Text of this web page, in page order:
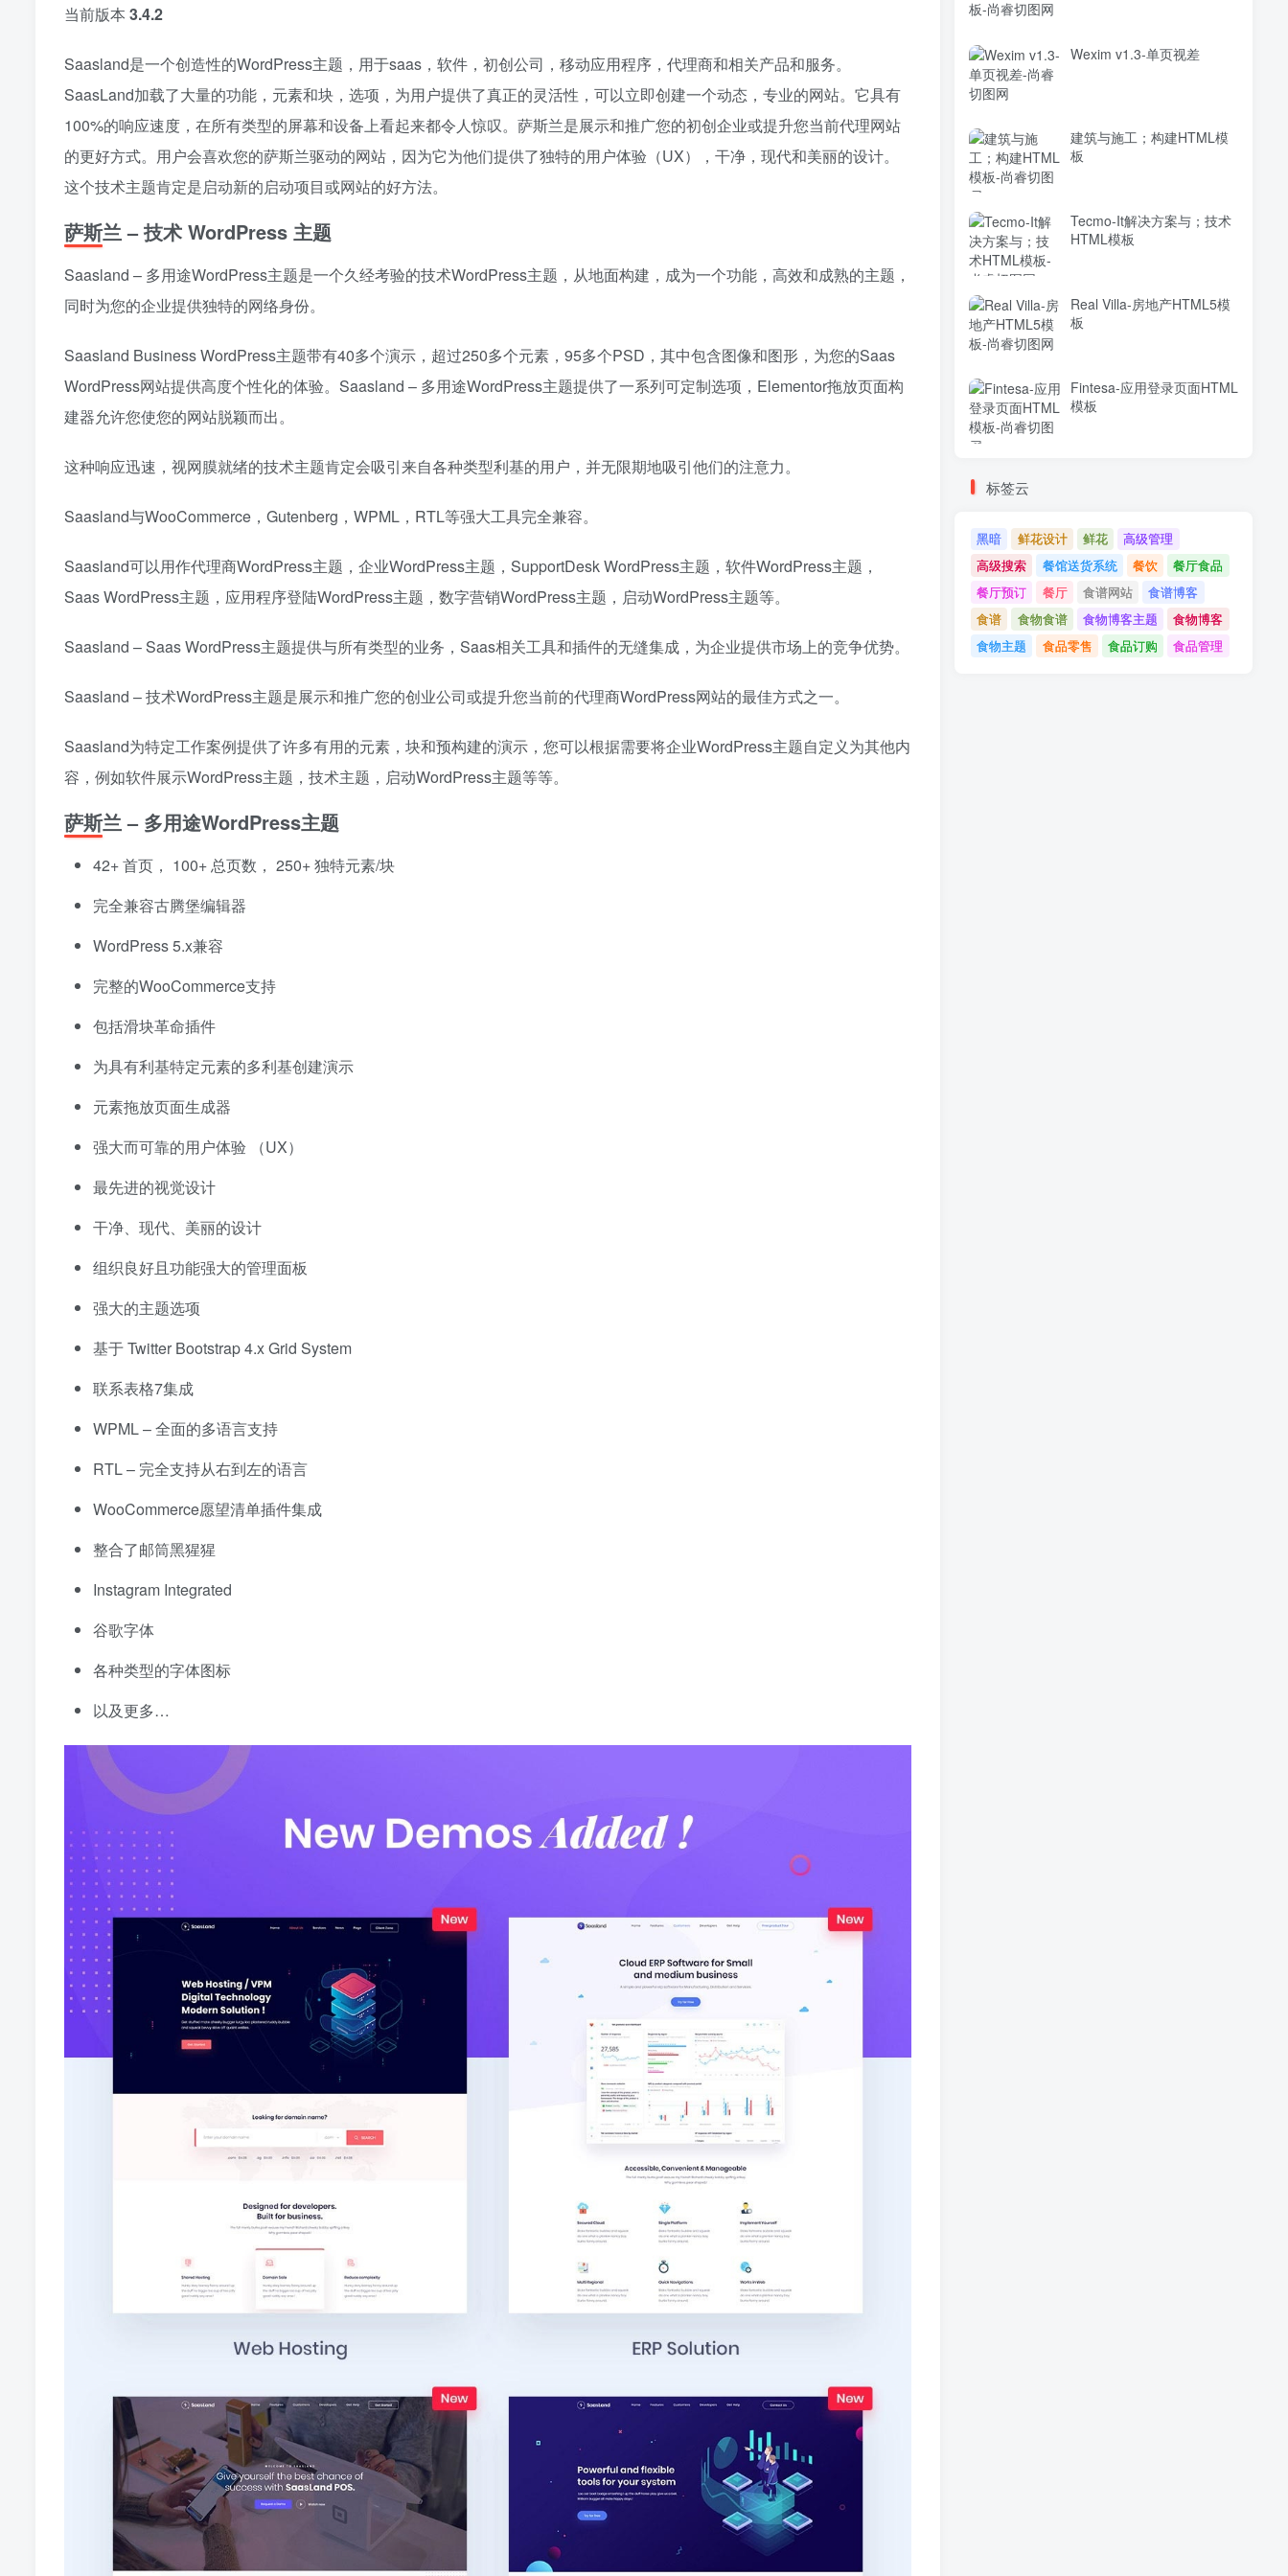
当前版本 3.4.2
Saasland是一个创造性的WordPress主题，用于saas，软件，初创公司，移动应用程序，代理商和相关产品和服务。
SaasLand加载了大量的功能，元素和块，选项，为用户提供了真正的灵活性，可以立即创建一个动态，专业的网站。它具有
100%的响应速度，在所有类型的屏幕和设备上看起来都令人惊叹。萨斯兰是展示和推广您的初创企业或提升您当前代理网站
的更好方式。用户会喜欢您的萨斯兰驱动的网站，因为它为他们提供了独特的用户体验（UX），干净，现代和美丽的设计。
这个技术主题肯定是启动新的启动项目或网站的好方法。
萨斯兰 – 技术 WordPress 主题
Saasland – 多用途WordPress主题是一个久经考验的技术WordPress主题，从地面构建，成为一个功能，高效和成熟的主题，
同时为您的企业提供独特的网络身份。
Saasland Business WordPress主题带有40多个演示，超过250多个元素，95多个PSD，其中包含图像和图形，为您的Saas
WordPress网站提供高度个性化的体验。Saasland – 多用途WordPress主题提供了一系列可定制选项，Elementor拖放页面构
建器允许您使您的网站脱颖而出。
这种响应迅速，视网膜就绪的技术主题肯定会吸引来自各种类型利基的用户，并无限期地吸引他们的注意力。
Saasland与WooCommerce，Gutenberg，WPML，RTL等强大工具完全兼容。
Saasland可以用作代理商WordPress主题，企业WordPress主题，SupportDesk WordPress主题，软件WordPress主题，
Saas WordPress主题，应用程序登陆WordPress主题，数字营销WordPress主题，启动WordPress主题等。
Saasland – Saas WordPress主题提供与所有类型的业务，Saas相关工具和插件的无缝集成，为企业提供市场上的竞争优势。
Saasland – 技术WordPress主题是展示和推广您的创业公司或提升您当前的代理商WordPress网站的最佳方式之一。
Saasland为特定工作案例提供了许多有用的元素，块和预构建的演示，您可以根据需要将企业WordPress主题自定义为其他内
容，例如软件展示WordPress主题，技术主题，启动WordPress主题等等。
萨斯兰 – 多用途WordPress主题
42+ 首页， 100+ 总页数， 250+ 独特元素/块
完全兼容古腾堡编辑器
WordPress 5.x兼容
完整的WooCommerce支持
包括滑块革命插件
为具有利基特定元素的多利基创建演示
元素拖放页面生成器
强大而可靠的用户体验 （UX）
最先进的视觉设计
干净、现代、美丽的设计
组织良好且功能强大的管理面板
强大的主题选项
基于 Twitter Bootstrap 4.x Grid System
联系表格7集成
WPML – 全面的多语言支持
RTL – 完全支持从右到左的语言
WooCommerce愿望清单插件集成
整合了邮筒黑猩猩
Instagram Integrated
谷歌字体
各种类型的字体图标
以及更多…
Wexim v1.3-单页视差
建筑与施工；构建HTML模
板
Tecmo-It解决方案与；技术
HTML模板
Real Villa-房地产HTML5模
板
Fintesa-应用登录页面HTML
模板
标签云
黑暗 鲜花设计 鲜花
高级管理
高级搜索
餐馆送货系统 餐饮
餐厅食品
餐厅预订
餐厅 食谱网站
食谱博客
食谱
食物食谱 食物博客主题
食物博客
食物主题
食品零售 食品订购 食品管理